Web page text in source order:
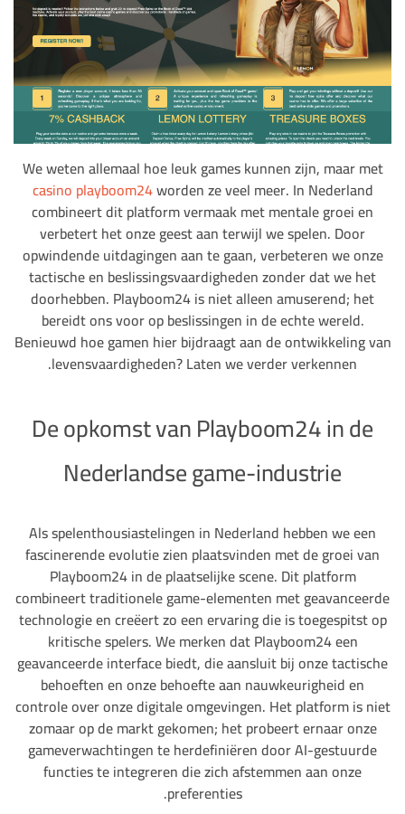
We weten allemaal hoe leuk games kunnen zijn, maar met
casino playboom24worden ze veel meer. In Nederland
combineert dit platform vermaak met mentale groei en
verbetert het onze geest aan terwijl we spelen. Door
opwindende uitdagingen aan te gaan, verbeteren we onze
tactische en beslissingsvaardigheden zonder dat we het
doorhebben. Playboom24 is niet alleen amuserend; het
bereidt ons voor op beslissingen in de echte wereld.
Benieuwd hoe gamen hier bijdraagt aan de ontwikkeling van
levensvaardigheden? Laten we verder verkennen.
De opkomst van Playboom24 in de
Nederlandse game-industrie
Als spelenthousiastelingen in Nederland hebben we een
fascinerende evolutie zien plaatsvinden met de groei van
Playboom24 in de plaatselijke scene. Dit platform
combineert traditionele game-elementen met geavanceerde
technologie en creëert zo een ervaring die is toegespitst op
kritische spelers. We merken dat Playboom24 een
geavanceerde interface biedt, die aansluit bij onze tactische
behoeften en onze behoefte aan nauwkeurigheid en
controle over onze digitale omgevingen. Het platform is niet
zomaar op de markt gekomen; het probeert ernaar onze
gameverwachtingen te herdefiniëren door AI-gestuurde
functies te integreren die zich afstemmen aan onze
preferenties.